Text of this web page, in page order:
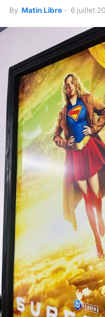
By Matin Libre - 6 juillet